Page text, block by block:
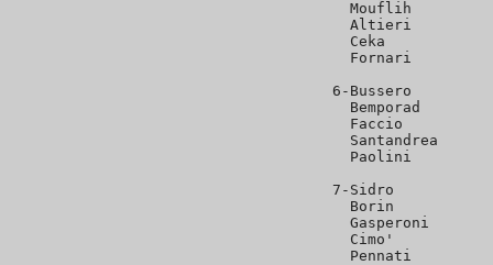
Mouflih
Altieri
Ceka
Fornari
6-Bussero
Bemporad
Faccio
Santandrea
Paolini
7-Sidro
Borin
Gasperoni
Cimo'
Pennati